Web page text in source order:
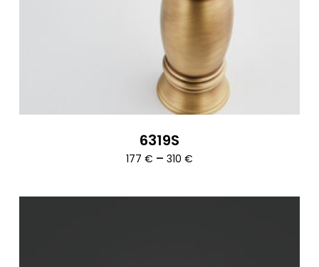
6319S
177 € – 310 €Ártartomány: